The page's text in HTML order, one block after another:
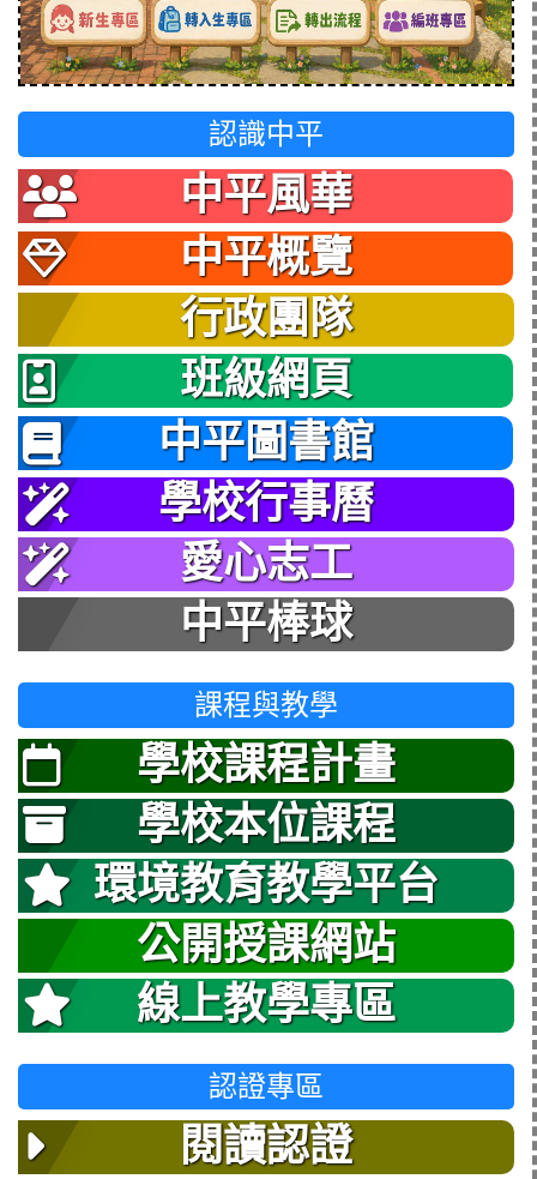
認識中平
中平風華
中平概覽
行政團隊
班級網頁
中平圖書館
學校行事曆
愛心志工
中平棒球
課程與教學
學校課程計畫
學校本位課程
環境教育教學平台
公開授課網站
線上教學專區
認證專區
閱讀認證